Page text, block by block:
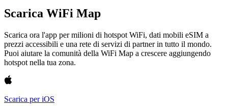
Scarica WiFi Map
Scarica ora l'app per milioni di hotspot WiFi, dati mobili eSIM a
prezzi accessibili e una rete di servizi di partner in tutto il mondo.
Puoi aiutare la comunità della WiFi Map a crescere aggiungendo
hotspot nella tua zona.
Scarica per iOS